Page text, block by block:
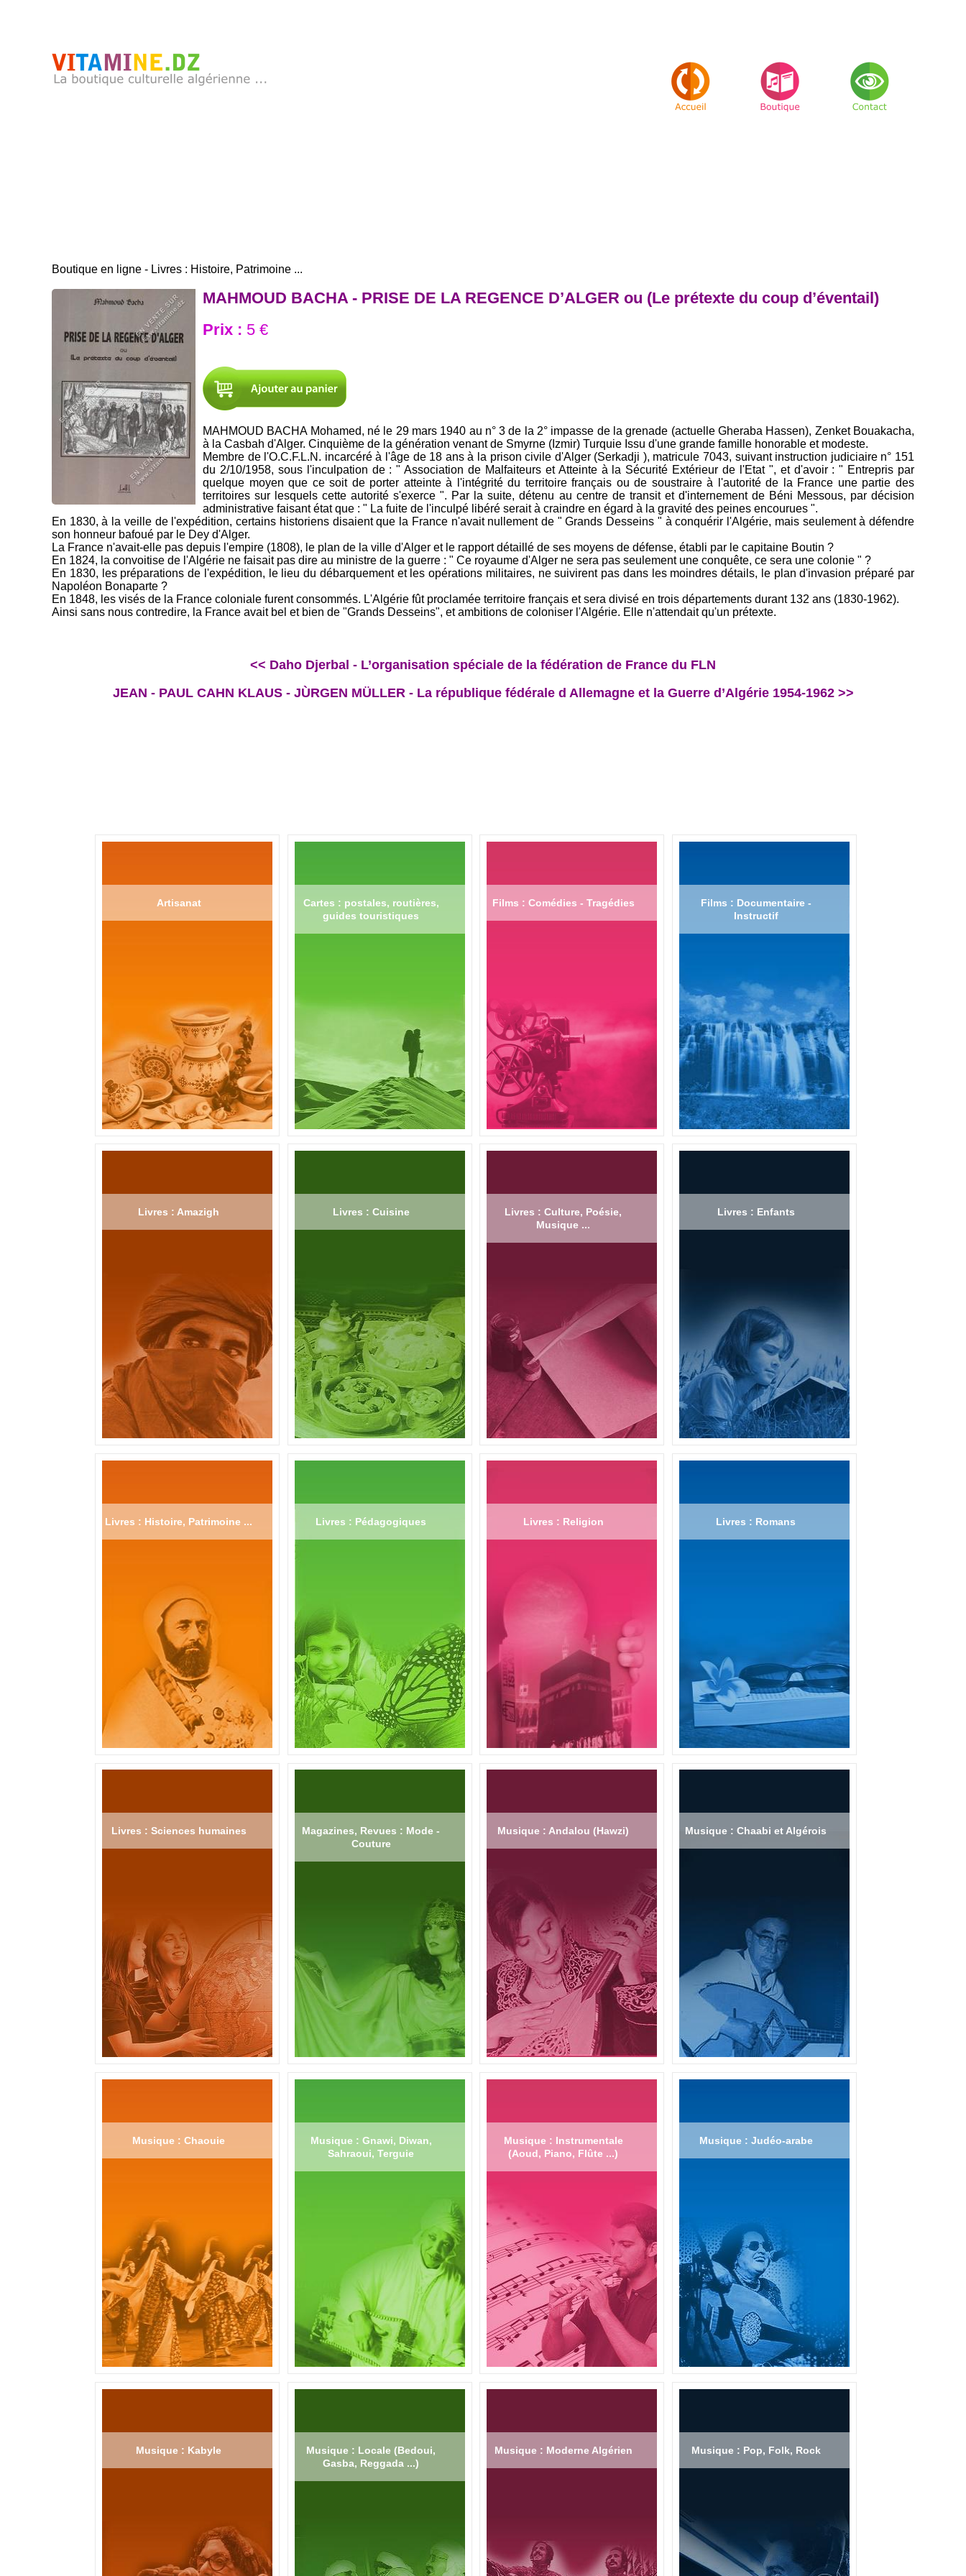
Boutique en ligne - Livres : Histoire, Patrimoine ...
MAHMOUD BACHA - PRISE DE LA REGENCE D’ALGER ou (Le prétexte du coup d’éventail)
Prix : 5 €
MAHMOUD BACHA Mohamed, né le 29 mars 1940 au n° 3 de la 2° impasse de la grenade (actuelle Gheraba Hassen), Zenket Bouakacha,
à la Casbah d'Alger. Cinquième de la génération venant de Smyrne (Izmir) Turquie Issu d'une grande famille honorable et modeste.
Membre de l'O.C.F.L.N. incarcéré à l'âge de 18 ans à la prison civile d'Alger (Serkadji ), matricule 7043, suivant instruction judiciaire n° 151
du 2/10/1958, sous l'inculpation de : " Association de Malfaiteurs et Atteinte à la Sécurité Extérieur de l'Etat ", et d'avoir : " Entrepris par
quelque moyen que ce soit de porter atteinte à l'intégrité du territoire français ou de soustraire à l'autorité de la France une partie des
territoires sur lesquels cette autorité s'exerce ". Par la suite, détenu au centre de transit et d'internement de Béni Messous, par décision
administrative faisant état que : " La fuite de l'inculpé libéré serait à craindre en égard à la gravité des peines encourues ".
En 1830, à la veille de l'expédition, certains historiens disaient que la France n'avait nullement de " Grands Desseins " à conquérir l'Algérie, mais seulement à défendre
son honneur bafoué par le Dey d'Alger.
La France n'avait-elle pas depuis l'empire (1808), le plan de la ville d'Alger et le rapport détaillé de ses moyens de défense, établi par le capitaine Boutin ?
En 1824, la convoitise de l'Algérie ne faisait pas dire au ministre de la guerre : " Ce royaume d'Alger ne sera pas seulement une conquête, ce sera une colonie " ?
En 1830, les préparations de l'expédition, le lieu du débarquement et les opérations militaires, ne suivirent pas dans les moindres détails, le plan d'invasion préparé par
Napoléon Bonaparte ?
En 1848, les visés de la France coloniale furent consommés. L'Algérie fût proclamée territoire français et sera divisé en trois départements durant 132 ans (1830-1962).
Ainsi sans nous contredire, la France avait bel et bien de "Grands Desseins", et ambitions de coloniser l'Algérie. Elle n'attendait qu'un prétexte.
<< Daho Djerbal - L’organisation spéciale de la fédération de France du FLN
JEAN - PAUL CAHN KLAUS - JÙRGEN MÜLLER - La république fédérale d Allemagne et la Guerre d’Algérie 1954-1962 >>
Artisanat
Cartes : postales, routières,
guides touristiques
Films : Comédies - Tragédies
Films : Documentaire -
Instructif
Livres : Amazigh Livres : Cuisine
Livres : Culture, Poésie,
Musique ...
Livres : Enfants
Livres : Histoire, Patrimoine ... Livres : Pédagogiques Livres : Religion Livres : Romans
Livres : Sciences humaines
Magazines, Revues : Mode -
Couture
Musique : Andalou (Hawzi) Musique : Chaabi et Algérois
Musique : Chaouie
Musique : Gnawi, Diwan,
Sahraoui, Terguie
Musique : Instrumentale
(Aoud, Piano, Flûte ...)
Musique : Judéo-arabe
Musique : Kabyle
Musique : Locale (Bedoui,
Gasba, Reggada ...)
Musique : Moderne Algérien Musique : Pop, Folk, Rock